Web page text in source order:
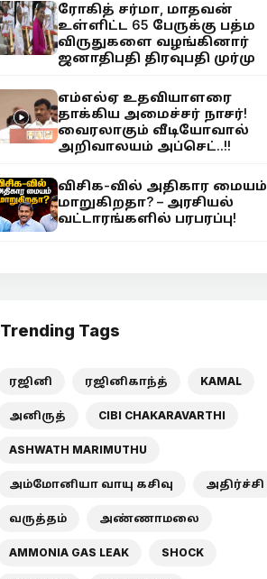
ரோகித் சர்மா, மாதவன்
உள்ளிட்ட 65 பேருக்கு பத்ம
விருதுகளை வழங்கினார்
ஜனாதிபதி திரவுபதி முர்மு
எம்எல்ஏ உதவியாளரை
தாக்கிய அமைச்சர் நாசர்!
வைரலாகும் வீடியோவால்
அறிவாலயம் அப்செட்..!!
விசிக-வில் அதிகார மையம்
மாறுகிறதா? – அரசியல்
வட்டாரங்களில் பரபரப்பு!
Trending Tags
ரஜினி ரஜினிகாந்த் KAMAL
அனிருத் CIBI CHAKARAVARTHI
ASHWATH MARIMUTHU
அம்மோனியா வாயு கசிவு அதிர்ச்சி
வருத்தம் அண்ணாமலை
AMMONIA GAS LEAK SHOCK